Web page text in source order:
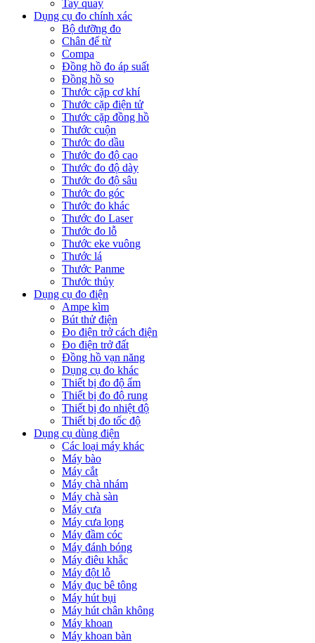
Tay quay
Dụng cụ đo chính xác
Bộ dưỡng đo
Chân đế từ
Compa
Đồng hồ đo áp suất
Đồng hồ so
Thước cặp cơ khí
Thước cặp điện tử
Thước cặp đồng hồ
Thước cuộn
Thước đo dầu
Thước đo độ cao
Thước đo độ dày
Thước đo độ sâu
Thước đo góc
Thước đo khác
Thước đo Laser
Thước đo lỗ
Thước eke vuông
Thước lá
Thước Panme
Thước thủy
Dụng cụ đo điện
Ampe kìm
Bút thử điện
Đo điện trở cách điện
Đo điện trở đất
Đồng hồ vạn năng
Dụng cụ đo khác
Thiết bị đo độ ẩm
Thiết bị đo độ rung
Thiết bị đo nhiệt độ
Thiết bị đo tốc độ
Dụng cụ dùng điện
Các loại máy khác
Máy bào
Máy cắt
Máy chà nhám
Máy chà sàn
Máy cưa
Máy cưa lọng
Máy đầm cóc
Máy đánh bóng
Máy điêu khắc
Máy đột lỗ
Máy đục bê tông
Máy hút bụi
Máy hút chân không
Máy khoan
Máy khoan bàn